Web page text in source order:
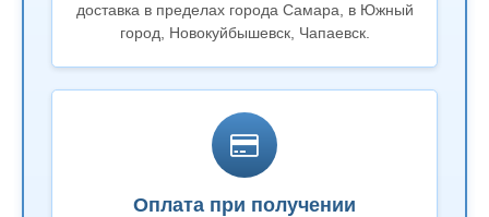
доставка в пределах города Самара, в Южный
город, Новокуйбышевск, Чапаевск.
Оплата при получении